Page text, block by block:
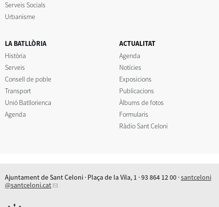
Serveis Socials
Urbanisme
LA BATLLÒRIA
Història
Serveis
Consell de poble
Transport
Unió Batllorienca
Agenda
ACTUALITAT
Agenda
Notícies
Exposicions
Publicacions
Àlbums de fotos
Formularis
Ràdio Sant Celoni
Ajuntament de Sant Celoni · Plaça de la Vila, 1 · 93 864 12 00 ·santceloni
@santceloni.cat